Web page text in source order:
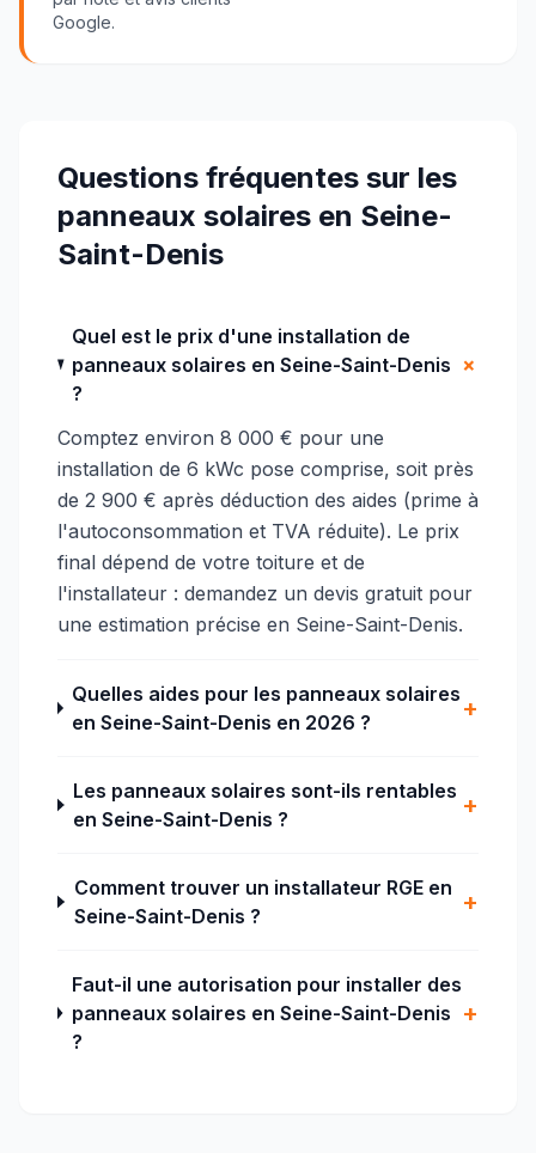
Google.
Questions fréquentes sur les
panneaux solaires en Seine-
Saint-Denis
Quel est le prix d'une installation de
panneaux solaires en Seine-Saint-Denis
?
+
Comptez environ 8 000 € pour une
installation de 6 kWc pose comprise, soit près
de 2 900 € après déduction des aides (prime à
l'autoconsommation et TVA réduite). Le prix
final dépend de votre toiture et de
l'installateur : demandez un devis gratuit pour
une estimation précise en Seine-Saint-Denis.
Quelles aides pour les panneaux solaires
en Seine-Saint-Denis en 2026 ?
+
Les panneaux solaires sont-ils rentables
en Seine-Saint-Denis ?
+
Comment trouver un installateur RGE en
Seine-Saint-Denis ?
+
Faut-il une autorisation pour installer des
panneaux solaires en Seine-Saint-Denis
?
+